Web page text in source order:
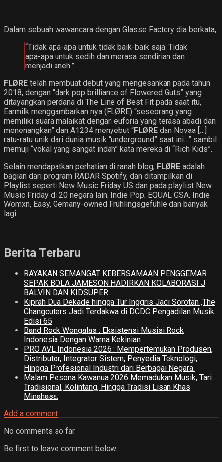
Dalam sebuah wawancara dengan Glasse Factory dia berkata,
“Tidak apa-apa untuk tidak baik-baik saja. Tidak
apa-apa untuk sedih dan merasa sendirian dan
menjadi aneh.”
FLØRE telah membuat debut yang mengesankan pada tahun
2018, dengan “dark pop brilliance of Flowered Guts” yang
ditayangkan perdana di The Line of Best Fit pada saat itu,
Earmilk menggambarkan nya (FLØRE) “seseorang yang
memiliki suara malaikat dengan euforia yang terasa abadi dan
menenangkan” dan A1234 menyebut “FLØRE dan Novaa […]
ratu-ratu unik dari dunia musik “underground” saat ini…” sambil
memuji “vokal yang sangat indah” kata mereka di “Rich Kids”.
Selain mendapatkan perhatian di ranah blog, FLØRE adalah
bagian dari program RADAR Spotify, dan ditampilkan di
Playlist seperti New Music Friday US dan pada playlist New
Music Friday di 20 negara lain, Indie Pop, EQUAL GSA, Indie
Womxn, Easy, Gemany-owned Frühlingsgefühle dan banyak
lagi.
Berita Terbaru
RAYAKAN SEMANGAT KEBERSAMAAN PENGGEMAR
SEPAK BOLA JAMESON HADIRKAN KOLABORASI J
BALVIN DAN KIDSUPER
Kiprah Dua Dekade hingga Tur Inggris Jadi Sorotan ,The
Changcuters Jadi Terdakwa di DCDC Pengadilan Musik
Edisi 65
Band Rock Wongalas : Eksistensi Musisi Rock
Indonesia Dengan Warna Kekinian
PRO AVL Indonesia 2026 : Mempertemukan Produsen,
Distributor, Integrator Sistem, Penyedia Teknologi,
Hingga Profesional Industri dari Berbagai Negara.
Malam Pesona Kawanua 2026 Memadukan Musik, Tari
Tradisional, Kolintang, Hingga Tradisi Lisan Khas
Minahasa.
Add a comment
No comments so far.
Be first to leave comment below.